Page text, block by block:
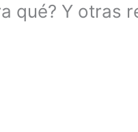
qué? Y otras